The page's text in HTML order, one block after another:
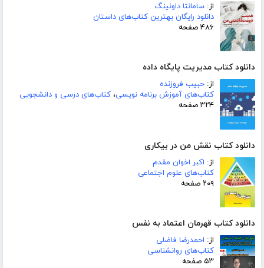
از: سامانتا داونینگ
دانلود رایگان بهترین کتاب‌های داستان
۴۸۶ صفحه
دانلود کتاب مدیریت پایگاه داده
از: حبیب فروزنده
کتاب‌های آموزش برنامه نویسی، کتاب‌های درسی و دانشجویی
۳۲۴ صفحه
دانلود کتاب نقش من در بیکاری
از: اکبر اخوان مقدم
کتاب‌های علوم اجتماعی
۲۰۹ صفحه
دانلود کتاب قهرمان اعتماد به نفس
از: احمدرضا فاضلی
کتاب‌های روانشناسی
۵۳ صفحه